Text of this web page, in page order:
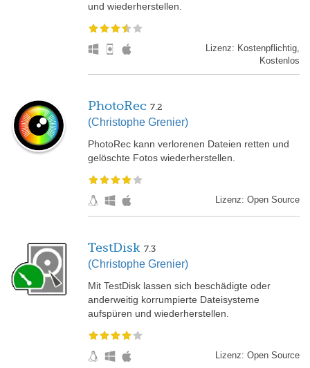
und wiederherstellen.
Lizenz: Kostenpflichtig,
Kostenlos
PhotoRec 7.2
(Christophe Grenier)
PhotoRec kann verlorenen Dateien retten und
gelöschte Fotos wiederherstellen.
Lizenz: Open Source
TestDisk 7.3
(Christophe Grenier)
Mit TestDisk lassen sich beschädigte oder
anderweitig korrumpierte Dateisysteme
aufspüren und wiederherstellen.
Lizenz: Open Source